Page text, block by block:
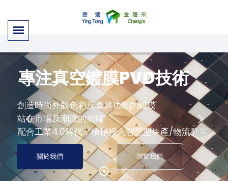
專注真空鍍膜PVD技術
創造時尚外觀色彩及卓越功能的鍍膜
站在市場及潮流的前端
配合工業4.0時代，積極投入智慧型生產/物流發展
關於我們 聯繫我們
HTML5
Video
HTML5
Video